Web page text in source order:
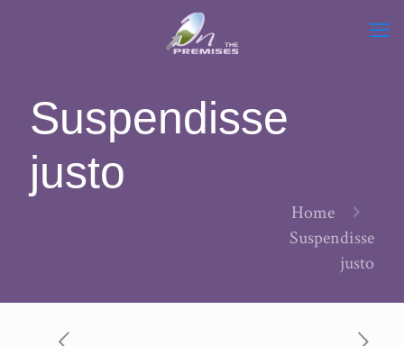
Suspendisse
justo
Home
Suspendisse
justo